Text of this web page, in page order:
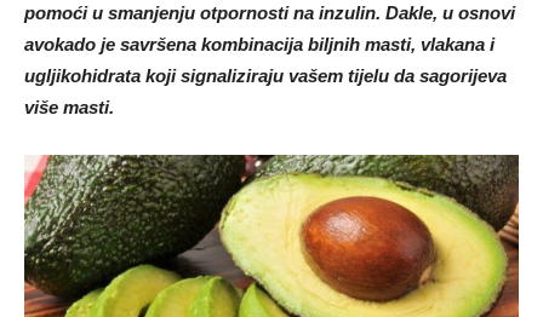
pomoći u smanjenju otpornosti na inzulin. Dakle, u osnovi
avokado je savršena kombinacija biljnih masti, vlakana i
ugljikohidrata koji signaliziraju vašem tijelu da sagorijeva
više masti.